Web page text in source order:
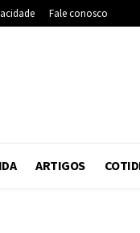
Fale conosco
ARTIGOS